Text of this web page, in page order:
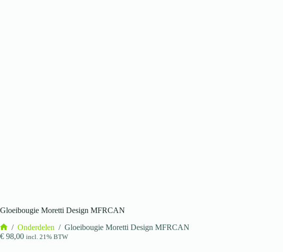
Gloeibougie Moretti Design MFRCAN
Home
/ Onderdelen / Gloeibougie Moretti Design MFRCAN
€ 98,00 incl. 21% BTW